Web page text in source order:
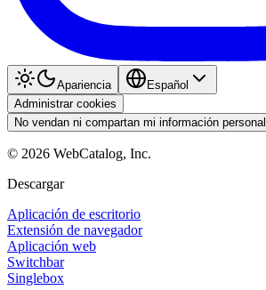
Apariencia
Español
Administrar cookies
No vendan ni compartan mi información personal
© 2026 WebCatalog, Inc.
Descargar
Aplicación de escritorio
Extensión de navegador
Aplicación web
Switchbar
Singlebox